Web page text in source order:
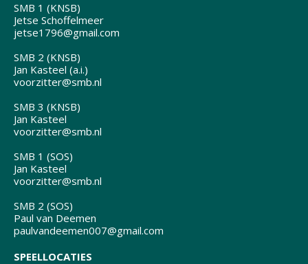
SMB 1 (KNSB)
Jetse Schoffelmeer
jetse1796@gmail.com
SMB 2 (KNSB)
Jan Kasteel (a.i.)
voorzitter@smb.nl
SMB 3 (KNSB)
Jan Kasteel
voorzitter@smb.nl
SMB 1 (SOS)
Jan Kasteel
voorzitter@smb.nl
SMB 2 (SOS)
Paul van Deemen
paulvandeemen007@gmail.com
SPEELLOCATIES